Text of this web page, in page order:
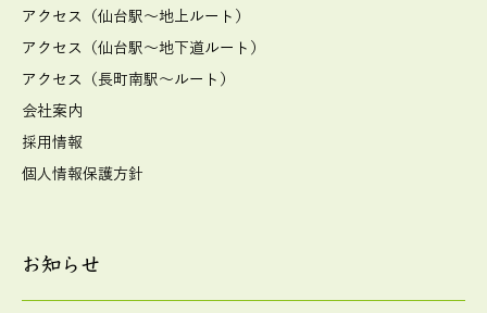
アクセス（仙台駅～地上ルート）
アクセス（仙台駅～地下道ルート）
アクセス（長町南駅～ルート）
会社案内
採用情報
個人情報保護方針
お知らせ